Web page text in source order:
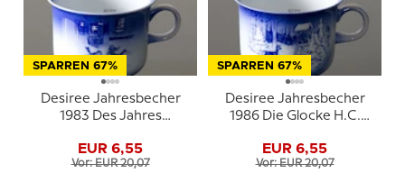
SPARREN 67%
Desiree Jahresbecher
1983 Des Jahres
Andersen Becher
EUR 6,55
Vor: EUR 20,07
SPARREN 67%
Desiree Jahresbecher
1986 Die Glocke H.C.
EUR 6,55
Vor: EUR 20,07